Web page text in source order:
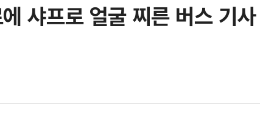
샤프로 얼굴 찌른 버스 기사